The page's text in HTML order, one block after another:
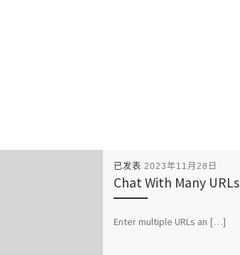
已发表 2023年11月28日
Chat With Many URLs
Enter multiple URLs an […]